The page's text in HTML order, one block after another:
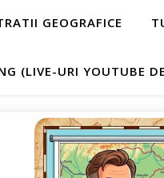
GEOGRAFICE
(LIVE-URI YOUTUBE